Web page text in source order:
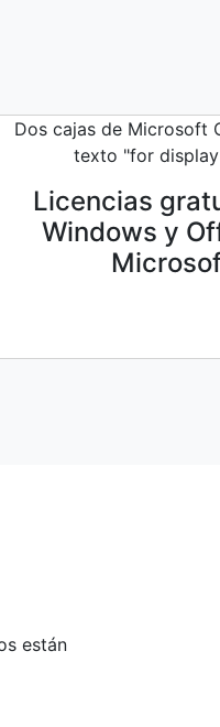
Licencias
Windows y
están